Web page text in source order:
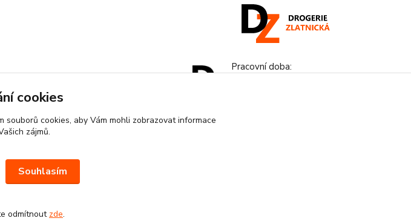
Pracovní doba:
info@drogeriezlatnicka.cz
cookies
souborů cookies, aby Vám mohli zobrazovat informace
zájmů.
Souhlasím
odmítnout zde.